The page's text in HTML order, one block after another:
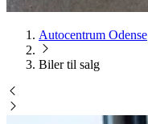
Autocentrum Odense
Biler til salg